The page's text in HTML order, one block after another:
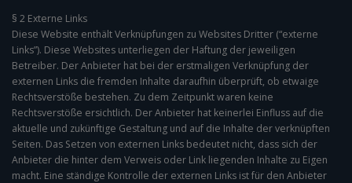
§ 2 Externe Links
Diese Website enthält Verknüpfungen zu Websites Dritter (“externe
Links”). Diese Websites unterliegen der Haftung der jeweiligen
Betreiber. Der Anbieter hat bei der erstmaligen Verknüpfung der
externen Links die fremden Inhalte daraufhin überprüft, ob etwaige
Rechtsverstöße bestehen. Zu dem Zeitpunkt waren keine
Rechtsverstöße ersichtlich. Der Anbieter hat keinerlei Einfluss auf die
aktuelle und zukünftige Gestaltung und auf die Inhalte der verknüpften
Seiten. Das Setzen von externen Links bedeutet nicht, dass sich der
Anbieter die hinter dem Verweis oder Link liegenden Inhalte zu Eigen
macht. Eine ständige Kontrolle der externen Links ist für den Anbieter